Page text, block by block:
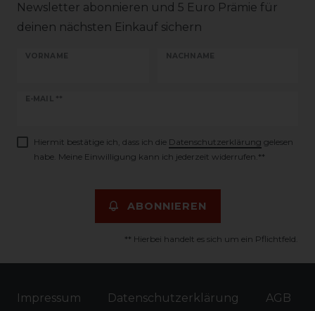
Newsletter abonnieren und 5 Euro Prämie für
deinen nächsten Einkauf sichern
VORNAME NACHNAME
E-MAIL **
Newsletter
Hiermit bestätige ich, dass ich die Daten­schutz­erklärung gelesen
habe. Meine Einwilligung kann ich jederzeit widerrufen.**
ABONNIEREN
** Hierbei handelt es sich um ein Pflichtfeld.
Impressum Daten­schutz­erklärung AGB